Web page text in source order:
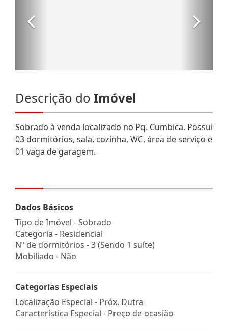
Descrição do Imóvel
Sobrado à venda localizado no Pq. Cumbica. Possui
03 dormitórios, sala, cozinha, WC, área de serviço e
01 vaga de garagem.
Dados Básicos
Tipo de Imóvel - Sobrado
Categoria - Residencial
Nº de dormitórios - 3 (Sendo 1 suíte)
Mobiliado - Não
Categorias Especiais
Localização Especial - Próx. Dutra
Característica Especial - Preço de ocasião